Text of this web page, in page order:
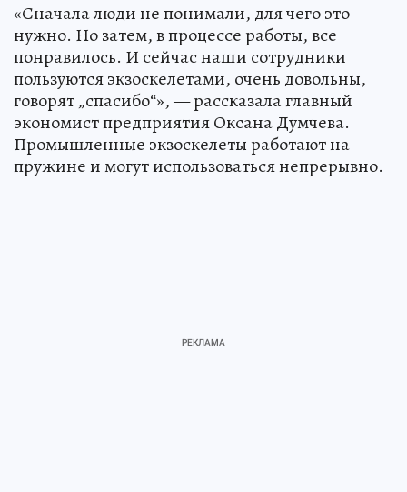
«Сначала люди не понимали, для чего это
нужно. Но затем, в процессе работы, все
понравилось. И сейчас наши сотрудники
пользуются экзоскелетами, очень довольны,
говорят „спасибо“», — рассказала главный
экономист предприятия Оксана Думчева.
Промышленные экзоскелеты работают на
пружине и могут использоваться непрерывно.